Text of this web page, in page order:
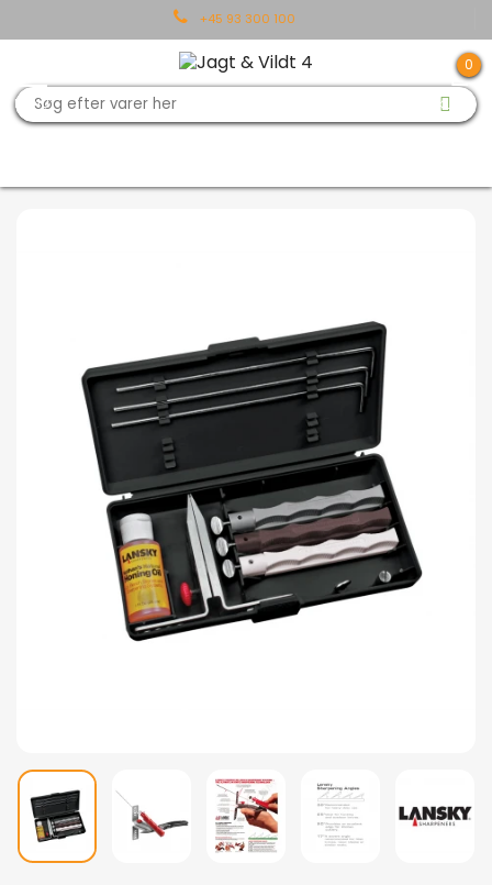
+45 93 300 100
KURV
MENU